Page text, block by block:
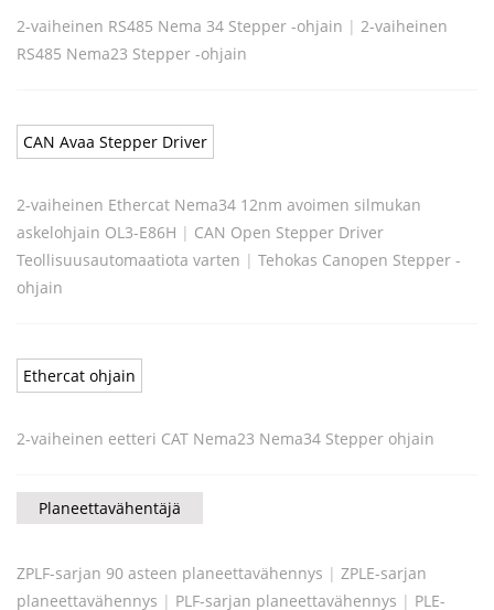
2-vaiheinen RS485 Nema 34 Stepper -ohjain | 2-vaiheinen
RS485 Nema23 Stepper -ohjain
CAN Avaa Stepper Driver
2-vaiheinen Ethercat Nema34 12nm avoimen silmukan
askelohjain OL3-E86H | CAN Open Stepper Driver
Teollisuusautomaatiota varten | Tehokas Canopen Stepper -
ohjain
Ethercat ohjain
2-vaiheinen eetteri CAT Nema23 Nema34 Stepper ohjain
Planeettavähentäjä
ZPLF-sarjan 90 asteen planeettavähennys | ZPLE-sarjan
planeettavähennys | PLF-sarjan planeettavähennys | PLE-